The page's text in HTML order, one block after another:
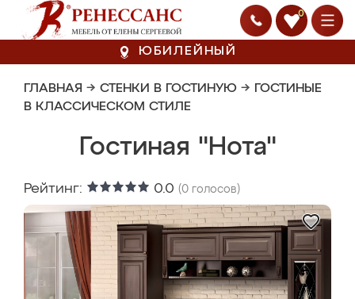
0
ЮБИЛЕЙНЫЙ
ГЛАВНАЯ → СТЕНКИ В ГОСТИНУЮ → ГОСТИНЫЕ
В КЛАССИЧЕСКОМ СТИЛЕ
Гостиная "Нота"
Рейтинг: 0.0 (0 голосов)